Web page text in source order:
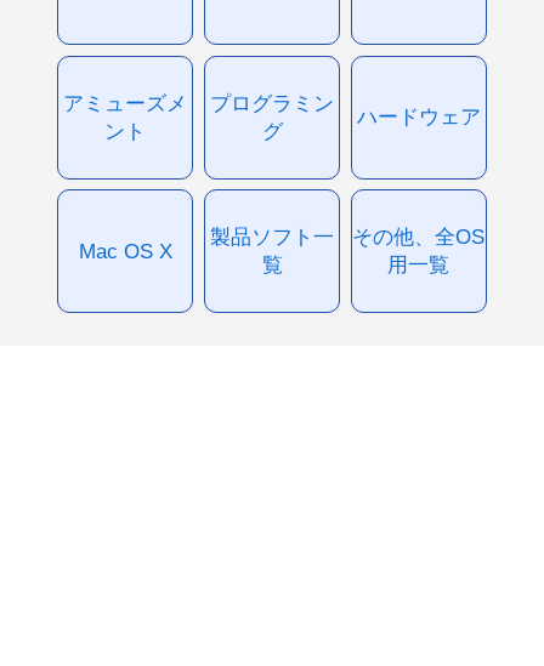
アミューズメ
ント
プログラミン
グ
ハードウェア
Mac OS X
製品ソフト一
覧
その他、全OS
用一覧